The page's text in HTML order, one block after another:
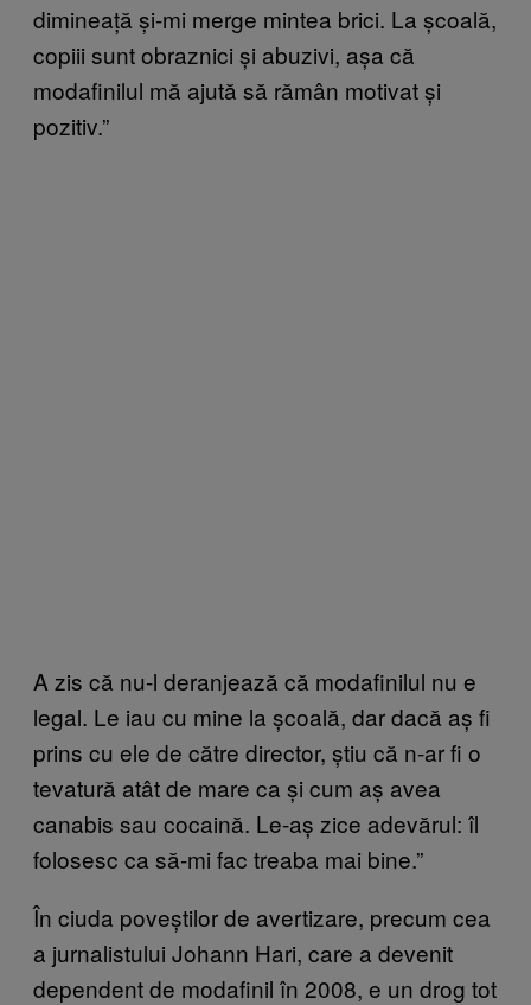
dimineață și-mi merge mintea brici. La școală,
copiii sunt obraznici și abuzivi, așa că
modafinilul mă ajută să rămân motivat și
pozitiv.”
A zis că nu-l deranjează că modafinilul nu e
legal. Le iau cu mine la școală, dar dacă aș fi
prins cu ele de către director, știu că n-ar fi o
tevatură atât de mare ca și cum aș avea
canabis sau cocaină. Le-aș zice adevărul: îl
folosesc ca să-mi fac treaba mai bine.”
În ciuda poveștilor de avertizare, precum cea
a jurnalistului Johann Hari, care a devenit
dependent de modafinil în 2008, e un drog tot